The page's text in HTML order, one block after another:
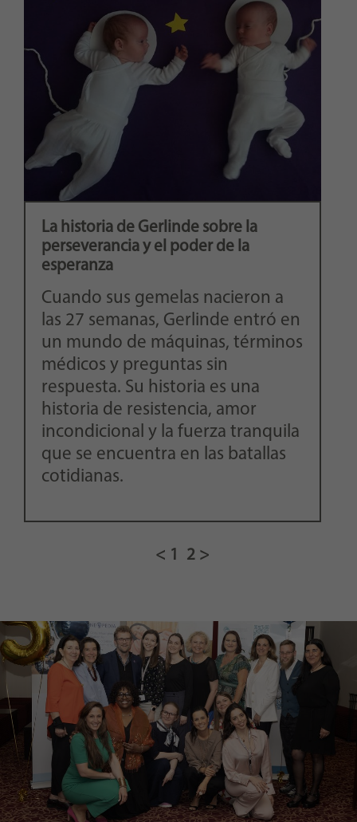
La historia de Gerlinde sobre la
perseverancia y el poder de la
esperanza
Cuando sus gemelas nacieron a
las 27 semanas, Gerlinde entró en
un mundo de máquinas, términos
médicos y preguntas sin
respuesta. Su historia es una
historia de resistencia, amor
incondicional y la fuerza tranquila
que se encuentra en las batallas
cotidianas.
1 2